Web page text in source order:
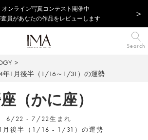
オンライン写真コンテスト開催中
員があなたの作品をレビューします
Search
年1月後半（1/16～1/31）の運勢
（かに座）
6/22 - 7/22生まれ
月後半（1/16 - 1/31）の運勢